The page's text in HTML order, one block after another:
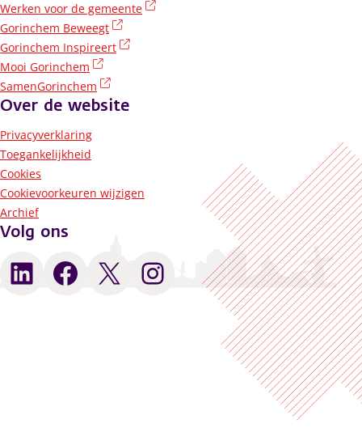
Werken voor de gemeente
Gorinchem Beweegt
Gorinchem Inspireert
Mooi Gorinchem
SamenGorinchem
Over de website
Privacyverklaring
Toegankelijkheid
Cookies
Cookievoorkeuren wijzigen
Archief
Volg ons
LinkedIn Facebook X Instagram